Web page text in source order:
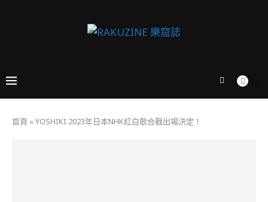
首頁 »YOSHIKI 2023年日本NHK紅白歌合戰出場決定！